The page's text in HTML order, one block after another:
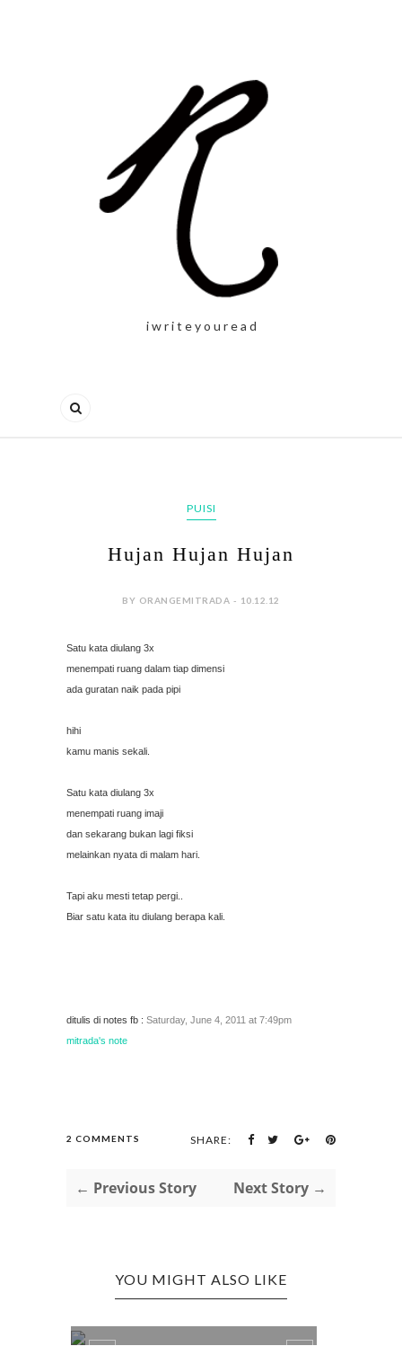
i w r i t e y o u r e a d
PUISI
Hujan Hujan Hujan
BY ORANGEMITRADA - 10.12.12
Satu kata diulang 3x
menempati ruang dalam tiap dimensi
ada guratan naik pada pipi
hihi
kamu manis sekali.
Satu kata diulang 3x
menempati ruang imaji
dan sekarang bukan lagi fiksi
melainkan nyata di malam hari.
Tapi aku mesti tetap pergi..
Biar satu kata itu diulang berapa kali.
ditulis di notes fb : Saturday, June 4, 2011 at 7:49pm
mitrada's note
2 COMMENTS SHARE:
← Previous Story Next Story →
YOU MIGHT ALSO LIKE